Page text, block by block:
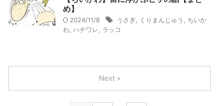
め】
2024/11/8 うさぎ くりまんじゅう
ちいか
わ ハチワレ ラッコ
Next »